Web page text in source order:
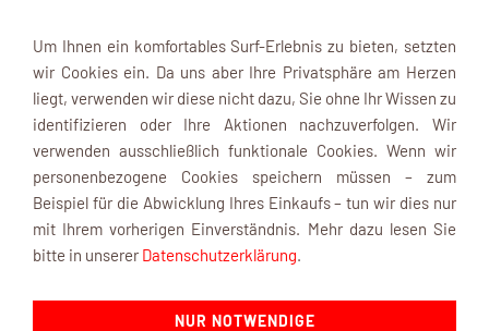
Navigation einblenden
Schiffsschraube 3-Blatt
Um Ihnen ein komfortables Surf-Erlebnis zu bieten, setzten
wir Cookies ein. Da uns aber Ihre Privatsphäre am Herzen
liegt, verwenden wir diese nicht dazu, Sie ohne Ihr Wissen zu
identifizieren oder Ihre Aktionen nachzuverfolgen. Wir
verwenden ausschließlich funktionale Cookies. Wenn wir
personenbezogene Cookies speichern müssen – zum
Beispiel für die Abwicklung Ihres Einkaufs – tun wir dies nur
mit Ihrem vorherigen Einverständnis. Mehr dazu lesen Sie
bitte in unserer Datenschutzerklärung.
NUR NOTWENDIGE